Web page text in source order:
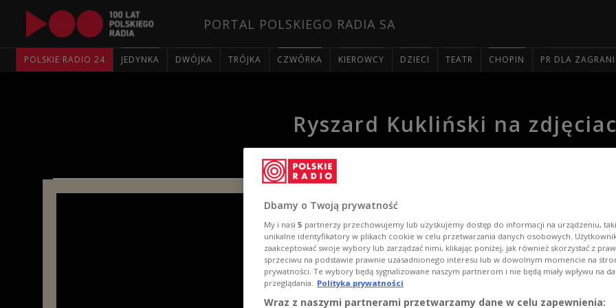
PORTAL POLSKIEGO RADIA SA
POLSKIE RADIO 24 JEDYNKA DWÓJKA TRÓJKA CZWÓRKA KIEROWCY DZIECI TEATR CHOPIN PR DLA
Ryszard Kukliński na
Dbamy o Twoją prywatność
My i nasi 5 partnerzy przechowujemy lub uzyskujemy dostęp do informacji na urządzeniu,
unikalne identyfikatory w plikach cookie w celu przetwarzania danych osobowych.
zaakceptować swoje wybory lub zarządzać nimi, klikając poniżej, jak również skorzystać z
sprzeciwu na podstawie prawnie uzasadnionego interesu lub w dowolnym momencie na
prywatności. Te wybory będą sygnalizowane naszym partnerom i nie będą miały wpływu na
przeglądania.
Polityka prywatności
Wraz z naszymi partnerami przetwarzamy dane w celu zapewnienia: